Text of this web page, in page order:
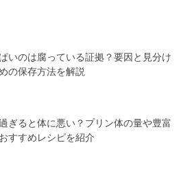
いのは腐っている証拠？要因と見分け
の保存方法を解説
ぎると体に悪い？プリン体の量や豊富
すすめレシピを紹介